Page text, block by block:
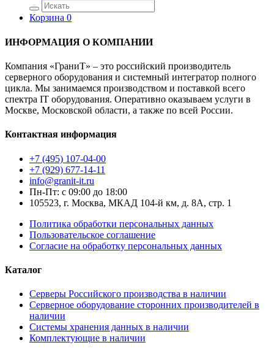
Корзина 0
ИНФОРМАЦИЯ О КОМПАНИИ
Компания «ГраниТ» – это российский производитель
серверного оборудования и системный интегратор полного
цикла. Мы занимаемся производством и поставкой всего
спектра IT оборудования. Оперативно оказываем услуги в
Москве, Московской области, а также по всей России.
Контактная информация
+7 (495) 107-04-00
+7 (929) 677-14-11
info@granit-it.ru
Пн-Пт: с 09:00 до 18:00
105523, г. Москва, МКАД 104-й км, д. 8А, стр. 1
Политика обработки персональных данных
Пользовательское соглашение
Согласие на обработку персональных данных
Каталог
Серверы Российского производства в наличии
Серверное оборудование сторонних производителей в
наличии
Системы хранения данных в наличии
Комплектующие в наличии